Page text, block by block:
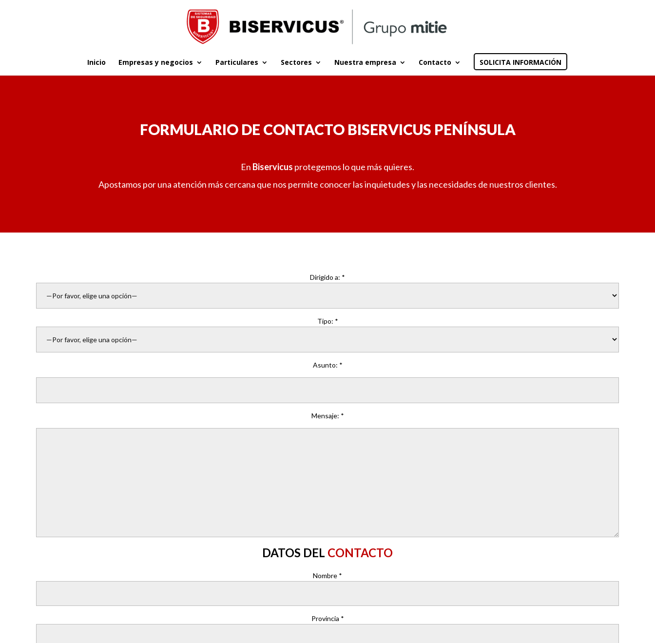
Inicio Empresas y negocios Particulares Sectores Nuestra empresa Contacto SOLICITA INFORMACIÓN
FORMULARIO DE CONTACTO BISERVICUS PENÍNSULA
En Biservicus protegemos lo que más quieres.
Apostamos por una atención más cercana que nos permite conocer las inquietudes y las necesidades de nuestros clientes.
Dirigido a: *
Tipo: *
Asunto: *
Mensaje: *
DATOS DEL CONTACTO
Nombre *
Provincia *